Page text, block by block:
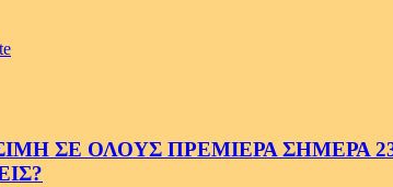
ΣΕ ΟΛΟΥΣ ΠΡΕΜΙΕΡΑ ΣΗΜΕΡΑ